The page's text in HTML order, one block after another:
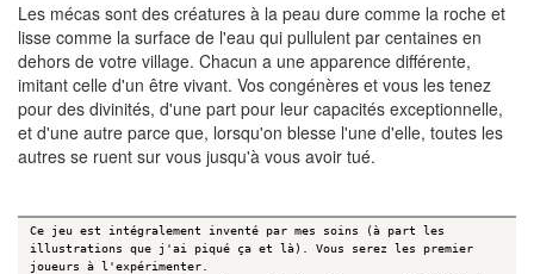
Les mécas sont des créatures à la peau dure comme la roche et
lisse comme la surface de l'eau qui pullulent par centaines en
dehors de votre village. Chacun a une apparence différente,
imitant celle d'un être vivant. Vos congénères et vous les tenez
pour des divinités, d'une part pour leur capacités exceptionnelle,
et d'une autre parce que, lorsqu'on blesse l'une d'elle, toutes les
autres se ruent sur vous jusqu'à vous avoir tué.
Ce jeu est intégralement inventé par mes soins (à part les
illustrations que j'ai piqué ça et là). Vous serez les premier
joueurs à l'expérimenter.